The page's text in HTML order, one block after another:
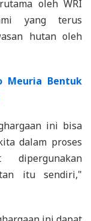
oleh WRI
yang terus
hutan oleh
Meuria Bentuk
ini bisa
dalam proses
itu sendiri,"